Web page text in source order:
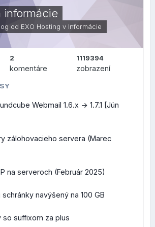
vo francúzskom jazyku
okamihu na povzbudenie k
na turistické miesta alebo
nájdete natejto stránke. Akciové ceny
domény, akcia trvá do 31. januára
informácie
od EXO Hosting v Informácie
2
komentáre
1119394
zobrazení
Webmail 1.6.x -> 1.7.1 [Jún
zálohovacieho servera (Marec
na serveroch (Február 2025)
navýšený na 100 GB
so suffixom za plus